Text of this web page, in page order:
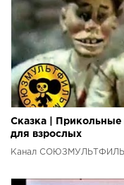
Сказка |
для взрослых
Канал